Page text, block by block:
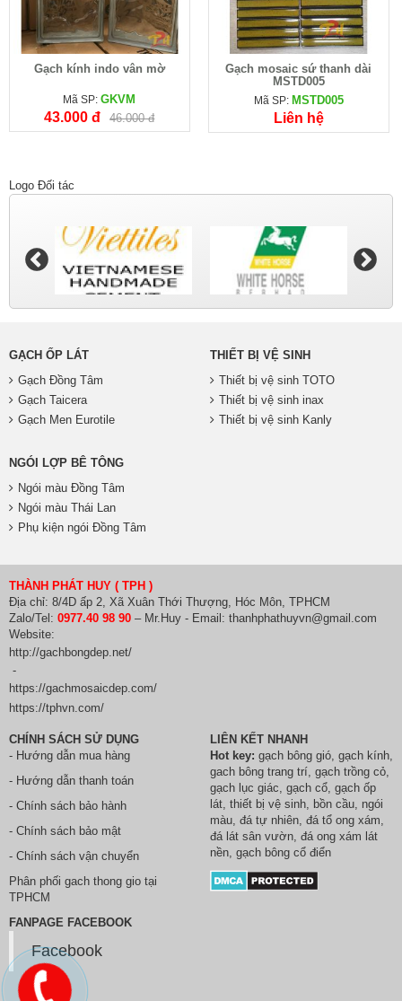
Gạch kính indo vân mờ
Mã SP:GKVM
43.000 đ 46.000 đ
Gạch mosaic sứ thanh dài
MSTD005
Mã SP: MSTD005
Liên hệ
Logo Đối tác
GẠCH ỐP LÁT
Gạch Đồng Tâm
Gạch Taicera
Gạch Men Eurotile
THIẾT BỊ VỆ SINH
Thiết bị vệ sinh TOTO
Thiết bị vệ sinh inax
Thiết bị vệ sinh Kanly
NGÓI LỢP BÊ TÔNG
Ngói màu Đồng Tâm
Ngói màu Thái Lan
Phụ kiện ngói Đồng Tâm
THÀNH PHÁT HUY ( TPH )
Địa chỉ: 8/4D ấp 2, Xã Xuân Thới Thượng, Hóc Môn, TPHCM
Zalo/Tel: 0977.40 98 90 – Mr.Huy - Email: thanhphathuyvn@gmail.com
Website:
http://gachbongdep.net/
-
https://gachmosaicdep.com/
https://tphvn.com/
CHÍNH SÁCH SỬ DỤNG
- Hướng dẫn mua hàng
- Hướng dẫn thanh toán
- Chính sách bảo hành
- Chính sách bảo mật
- Chính sách vận chuyển
Phân phối gach thong gio tại
TPHCM
LIÊN KẾT NHANH
Hot key: gạch bông gió, gạch kính,
gach bông trang trí, gạch trồng cỏ,
gạch lục giác, gạch cổ, gạch ốp
lát, thiết bị vệ sinh, bồn cầu, ngói
màu, đá tự nhiên, đá tổ ong xám,
đá lát sân vườn, đá ong xám lát
nền, gạch bông cổ điển
FANPAGE FACEBOOK
Facebook